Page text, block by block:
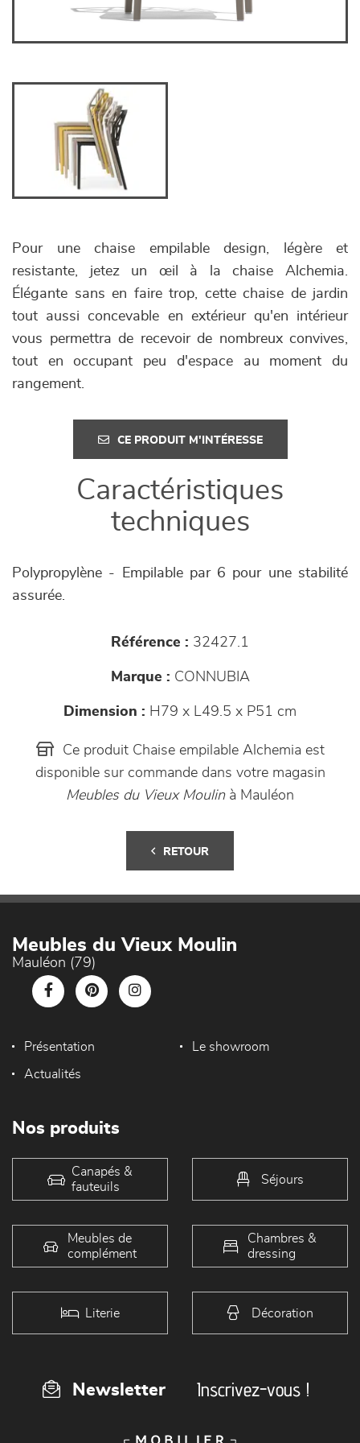
Pour une chaise empilable design, légère et
resistante, jetez un œil à la chaise Alchemia.
Élégante sans en faire trop, cette chaise de jardin
tout aussi concevable en extérieur qu'en intérieur
vous permettra de recevoir de nombreux convives,
tout en occupant peu d'espace au moment du
rangement.
CE PRODUIT M'INTÉRESSE
Caractéristiques
techniques
Polypropylène - Empilable par 6 pour une stabilité
assurée.
Référence : 32427.1
Marque : CONNUBIA
Dimension : H79 x L49.5 x P51 cm
Ce produit Chaise empilable Alchemia est
disponible sur commande dans votre magasin
Meubles du Vieux Moulinà Mauléon
RETOUR
Meubles du Vieux Moulin
Mauléon (79)
Présentation Le showroom
Actualités
Nos produits
Canapés &
fauteuils
Séjours
Meubles de
complément
Chambres &
dressing
Literie Décoration
Newsletter Inscrivez-vous !